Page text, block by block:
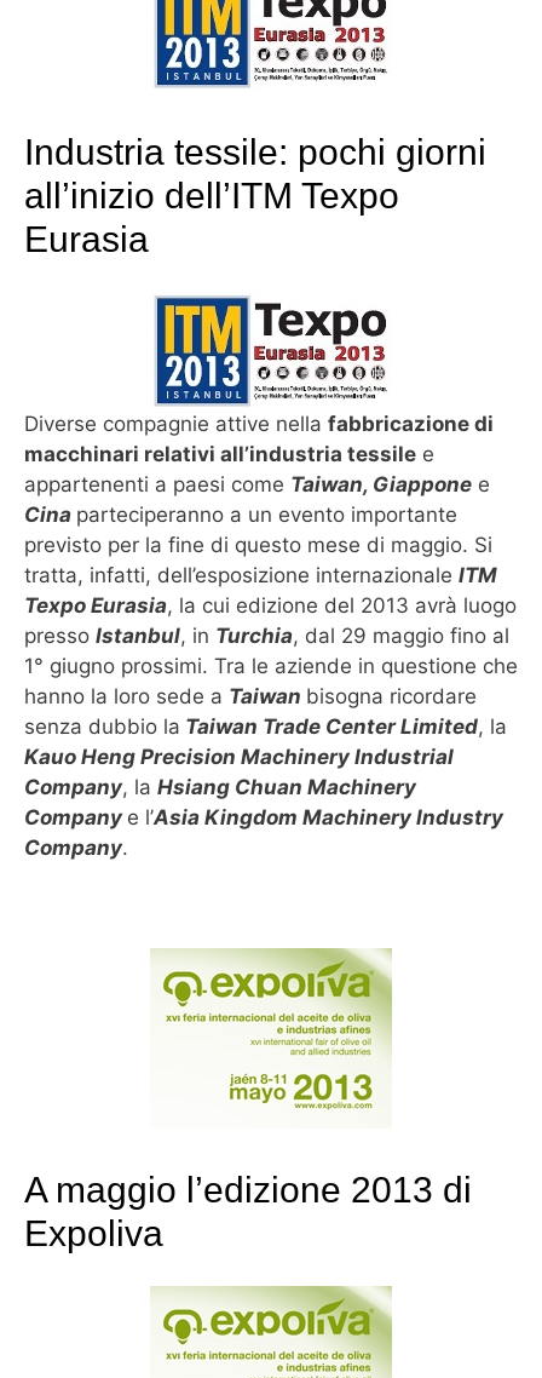
Industria tessile: pochi giorni
all’inizio dell’ITM Texpo
Eurasia
Diverse compagnie attive nella fabbricazione di
macchinari relativi all’industria tessile e
appartenenti a paesi come Taiwan, Giappone e
Cina parteciperanno a un evento importante
previsto per la fine di questo mese di maggio. Si
tratta, infatti, dell’esposizione internazionale ITM
Texpo Eurasia, la cui edizione del 2013 avrà luogo
presso Istanbul, in Turchia, dal 29 maggio fino al
1° giugno prossimi. Tra le aziende in questione che
hanno la loro sede a Taiwan bisogna ricordare
senza dubbio la Taiwan Trade Center Limited, la
Kauo Heng Precision Machinery Industrial
Company, la Hsiang Chuan Machinery
Company e l’Asia Kingdom Machinery Industry
Company.
A maggio l’edizione 2013 di
Expoliva